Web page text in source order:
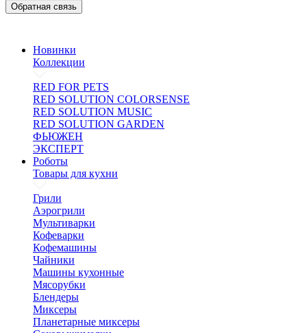
Обратная связь
Новинки
Коллекции
RED FOR PETS
RED SOLUTION COLORSENSE
RED SOLUTION MUSIC
RED SOLUTION GARDEN
ФЬЮЖЕН
ЭКСПЕРТ
Роботы
Товары для кухни
Грили
Аэрогрили
Мультиварки
Кофеварки
Кофемашины
Чайники
Машины кухонные
Мясорубки
Блендеры
Миксеры
Планетарные миксеры